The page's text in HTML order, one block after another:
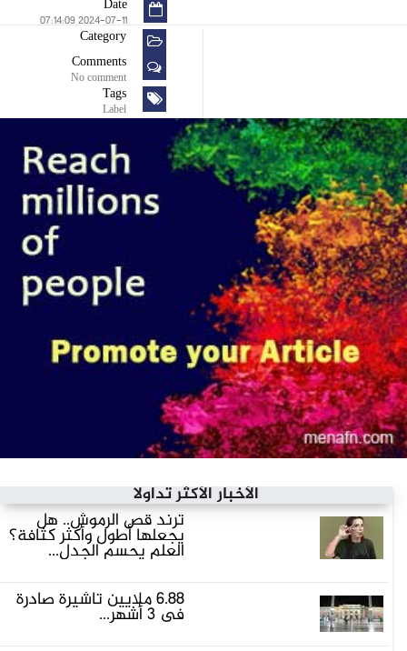
Date
2024-07-11 07:14:09
Category
Comments
No comment
Tags
Label
الأخبار الأكثر تداولاً
ترند قص الرموش.. هل
يجعلها أطول وأكثر كثافة؟
العلم يحسم الجدل...
6.88 ملايين تأشيرة صادرة
في 3 أشهر...